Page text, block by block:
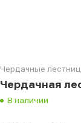
Чердачные
Чердачная
В наличии